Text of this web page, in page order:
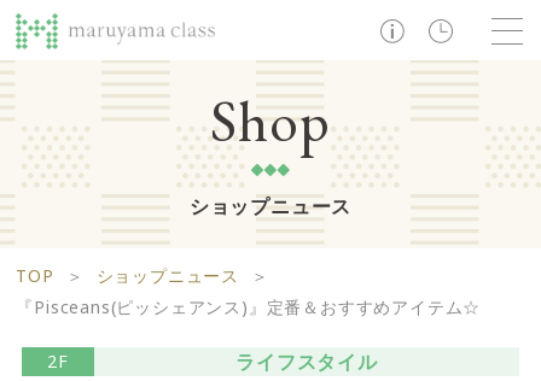
TOP
ショップ レストラン・カフェ ショップニュース
イベント・お知らせ 施設案内 アクセス・営業時間
Life support floor
ライフサポートフロア
営業時間 10:00 ~ 20:00
Shop
ショップニュース
TOP ＞ ショップニュース
＞
『Pisceans(ピッシェアンス)』定番＆おすすめアイテム☆
2F
ライフスタイル